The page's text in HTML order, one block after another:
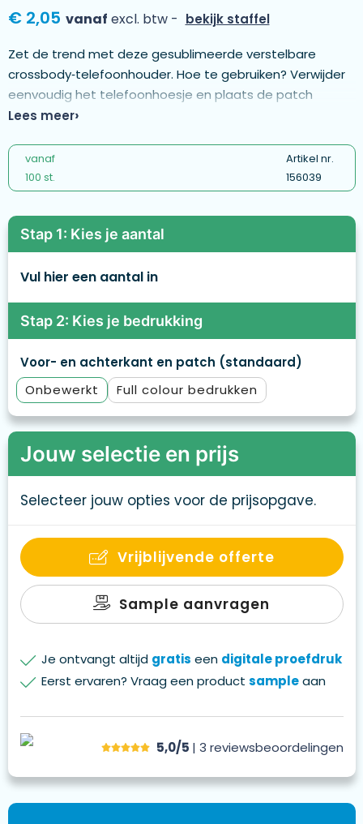
€ 2,05 vanaf excl. btw - bekijk staffel
Zet de trend met deze gesublimeerde verstelbare
crossbody‑telefoonhouder. Hoe te gebruiken? Verwijder
eenvoudig het telefoonhoesje en plaats de patch
tussen de telefoon en het hoesje. Compatibel met de
Band: 2,5 × 160 cm; dikte 1,0 mm. Polyester patch: 5,8 × 3,8
cm + ophanglus 0,9 × 1,3 cm. - ML1383
Lees meer
vanaf
100 st.
Artikel nr.
156039
Stap 1: Kies je aantal
Vul hier een aantal in
Stap 2: Kies je bedrukking
Voor- en achterkant en patch (standaard)
Onbewerkt
Full colour
Jouw selectie en prijs
Selecteer jouw opties voor de prijsopgave.
Vrijblijvende offerte
Sample aanvragen
Je ontvangt altijd gratis een digitale proefdruk
Eerst ervaren? Vraag een product sampleaan
5,0/5 | 3 reviewsbeoordelingen